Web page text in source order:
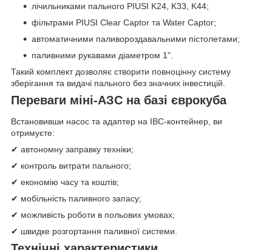
лічильниками пального PIUSI K24, K33, K44;
фільтрами PIUSI Clear Captor та Water Captor;
автоматичними паливороздавальними пістолетами;
паливними рукавами діаметром 1".
Такий комплект дозволяє створити повноцінну систему
зберігання та видачі пального без значних інвестицій.
Переваги міні-АЗС на базі єврокуба
Встановивши насос та адаптер на IBC-контейнер, ви
отримуєте:
✔ автономну заправку техніки;
✔ контроль витрати пального;
✔ економію часу та коштів;
✔ мобільність паливного запасу;
✔ можливість роботи в польових умовах;
✔ швидке розгортання паливної системи.